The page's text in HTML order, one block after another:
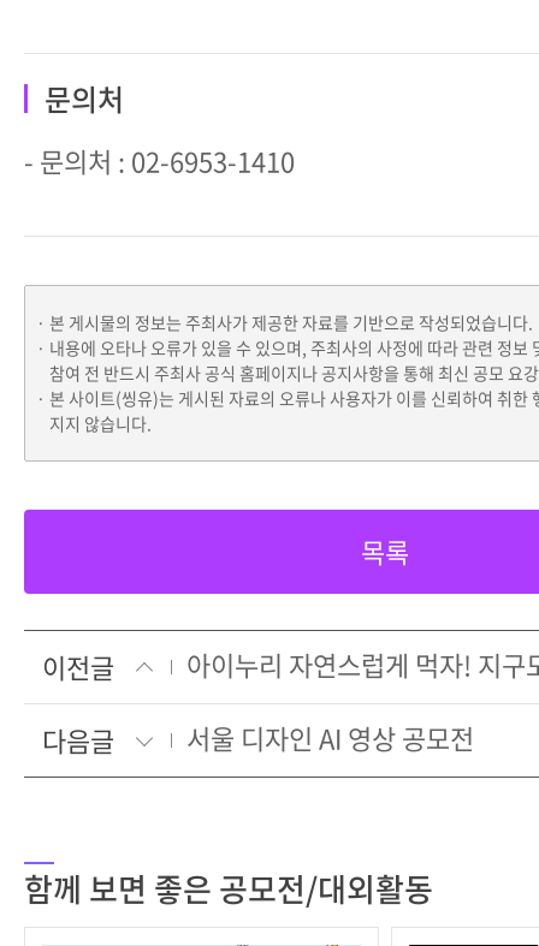
문의처
- 문의처 : 02-6953-1410
본 게시물의 정보는 주최사가 제공한 자료를 기반으로 작성되었습니다.
내용에 오타나 오류가 있을 수 있으며, 주최사의 사정에 따라 관련 정보
참여 전 반드시 주최사 공식 홈페이지나 공지사항을 통해 최신 공모 요
본 사이트(씽유)는 게시된 자료의 오류나 사용자가 이를 신뢰하여 취한
지지 않습니다.
목록
이전글
다음글
서울 디자인 AI 영상 공모전
함께 보면 좋은 공모전/대외활동